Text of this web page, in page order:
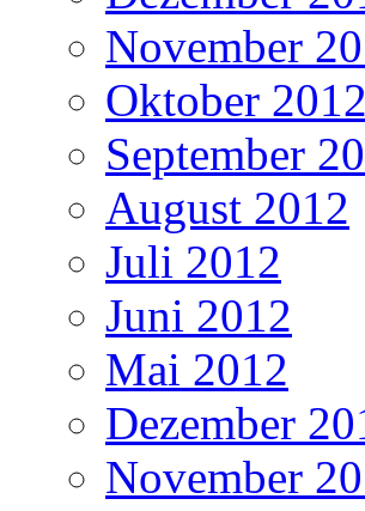
November
Oktober 2012
September
August 2012
Juli 2012
Juni 2012
Mai 2012
Dezember
November